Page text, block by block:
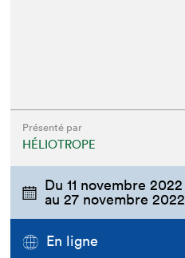
Présenté par
HÉLIOTROPE
Du11 novembre 2022
au27 novembre 2022
En ligne